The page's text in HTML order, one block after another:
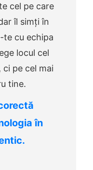
cel pe care
îl simți în
te cu echipa
locul cel
ci pe cel mai
tine.
în